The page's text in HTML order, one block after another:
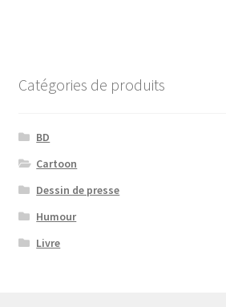
Catégories de produits
BD
Cartoon
Dessin de presse
Humour
Livre